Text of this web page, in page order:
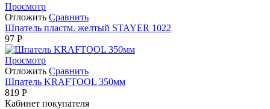
Просмотр
Отложить Сравнить
Шпатель пластм. желтый STAYER 1022
97 Р
Просмотр
Отложить Сравнить
Шпатель KRAFTOOL 350мм
819 Р
Кабинет покупателя